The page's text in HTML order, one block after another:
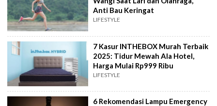
Anti Bau Keringat
LIFESTYLE
7 Kasur INTHEBOX Murah Terbaik
2025: Tidur Mewah Ala Hotel,
Harga Mulai Rp999 Ribu
LIFESTYLE
6 Rekomendasi Lampu Emergency